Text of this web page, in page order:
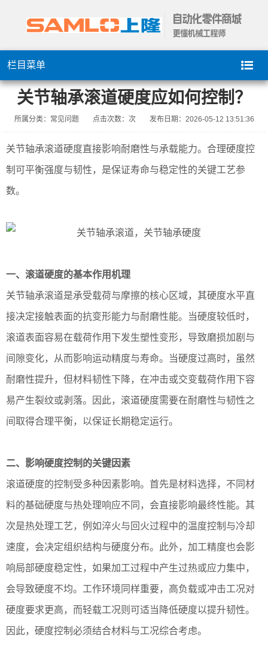
栏目菜单
关节轴承滚道硬度应如何控制？
所属分类：常见问题 点击次数： 次 发布日期：2026-05-12 13:51:36
关节轴承滚道硬度直接影响耐磨性与承载能力。合理硬度控
制可平衡强度与韧性，是保证寿命与稳定性的关键工艺参
数。
一、滚道硬度的基本作用机理
关节轴承滚道是承受载荷与摩擦的核心区域，其硬度水平直
接决定接触表面的抗变形能力与耐磨性能。当硬度较低时，
滚道表面容易在载荷作用下发生塑性变形，导致磨损加剧与
间隙变化，从而影响运动精度与寿命。当硬度过高时，虽然
耐磨性提升，但材料韧性下降，在冲击或交变载荷作用下容
易产生裂纹或剥落。因此，滚道硬度需要在耐磨性与韧性之
间取得合理平衡，以保证长期稳定运行。
二、影响硬度控制的关键因素
滚道硬度的控制受多种因素影响。首先是材料选择，不同材
料的基础硬度与热处理响应不同，会直接影响最终性能。其
次是热处理工艺，例如淬火与回火过程中的温度控制与冷却
速度，会决定组织结构与硬度分布。此外，加工精度也会影
响局部硬度稳定性，如果加工过程中产生过热或应力集中，
会导致硬度不均。工作环境同样重要，高负载或冲击工况对
硬度要求更高，而轻载工况则可适当降低硬度以提升韧性。
因此，硬度控制必须结合材料与工况综合考虑。